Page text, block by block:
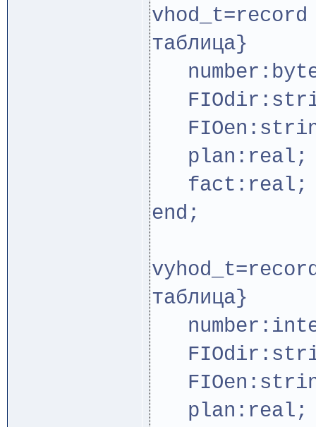
таблица}
plan:real;
fact:real;
end;
таблица}
plan:real;